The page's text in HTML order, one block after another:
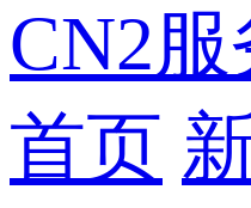
CN2
首页